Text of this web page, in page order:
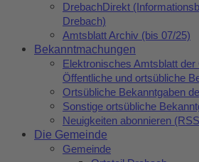
DrebachDirekt
Drebach)
Amtsblatt Archiv (bis 07/25)
Bekanntmachungen
Elektronisches Amtsblatt
Öffentliche und ortsübliche
Ortsübliche Bekanntgaben
Sonstige ortsübliche
Neuigkeiten abonnieren
Die Gemeinde
Gemeinde